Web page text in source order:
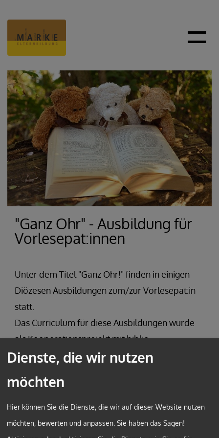
"Ganz Ohr" - Ausbildung für
Vorlesepat:innen
Unter dem Titel "Ganz Ohr!" finden in einigen
Diözesen Ausbildungen zum/zur Vorlesepat:in
statt.
Das Curriculum für diese Ausbildungen wurde
als Kooperationsprojekt mit biblio
(Österreichisches Bibliothekswerk) entwickelt
Elternbildungsexpert:innen gemeinsam mit den
diözesanen Bibliotheksfachstellen und der
Caritas angeboten.
2017 wurde das Projekt vom BM für Arbeit,
Dienste, die wir nutzen
möchten
Hier können Sie die Dienste, die wir auf dieser Website nutzen
möchten, bewerten und anpassen. Sie haben das Sagen!